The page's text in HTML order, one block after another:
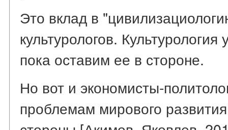
Это вклад в
культурологов.
пока оставим ее в стороне.
Но вот и экономисты-
проблемам мирового